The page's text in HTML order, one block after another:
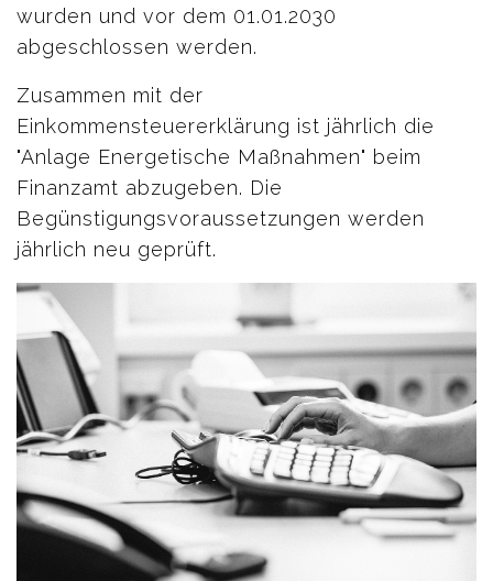
wurden und vor dem 01.01.2030
abgeschlossen werden.
Zusammen mit der
Einkommensteuererklärung ist jährlich die
"Anlage Energetische Maßnahmen" beim
Finanzamt abzugeben. Die
Begünstigungsvoraussetzungen werden
jährlich neu geprüft.